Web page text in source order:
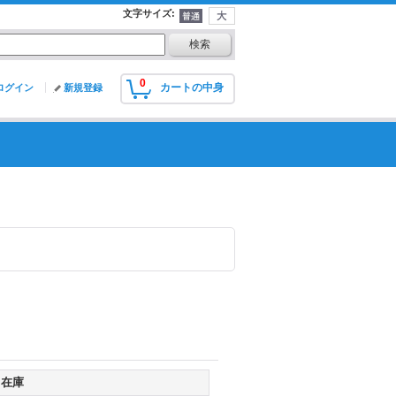
文字サイズ:
0 カートの中身
グイン 新規登録
在庫